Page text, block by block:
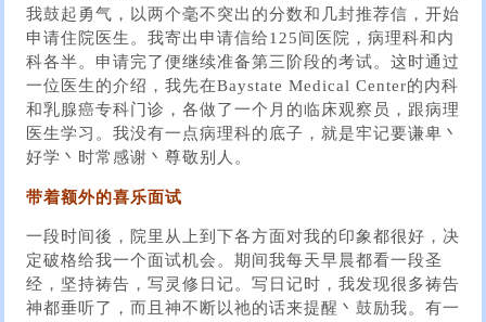
我鼓起勇气，以两个毫不突出的分数和几封推荐信，开始
申请住院医生。我寄出申请信给125间医院，病理科和内
科各半。申请完了便继续准备第三阶段的考试。这时通过
一位医生的介绍，我先在Baystate Medical Center的内科
和乳腺癌专科门诊，各做了一个月的临床观察员，跟病理
医生学习。我没有一点病理科的底子，就是牢记要谦卑丶
好学丶时常感谢丶尊敬别人。
带着额外的喜乐面试
一段时间後，院里从上到下各方面对我的印象都很好，决
定破格给我一个面试机会。期间我每天早晨都看一段圣
经，坚持祷告，写灵修日记。写日记时，我发现很多祷告
神都垂听了，而且神不断以祂的话来提醒丶鼓励我。有一